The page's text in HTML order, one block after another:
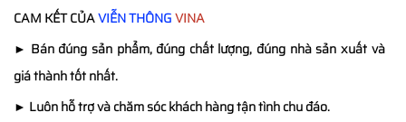
CAM KẾT CỦAVIỄN THÔNGVINA
► Bán đúng sản phẩm, đúng chất lượng, đúng nhà sản xuất và
giá thành tốt nhất.
► Luôn hỗ trợ và chăm sóc khách hàng tận tình chu đáo.